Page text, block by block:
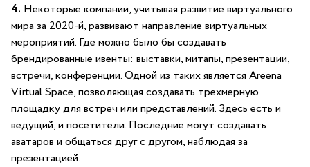
4. Некоторые компании, учитывая развитие виртуального
мира за 2020-й, развивают направление виртуальных
мероприятий. Где можно было бы создавать
брендированные ивенты: выставки, митапы, презентации,
встречи, конференции. Одной из таких является Areena
Virtual Space, позволяющая создавать трехмерную
площадку для встреч или представлений. Здесь есть и
ведущий, и посетители. Последние могут создавать
аватаров и общаться друг с другом, наблюдая за
презентацией.